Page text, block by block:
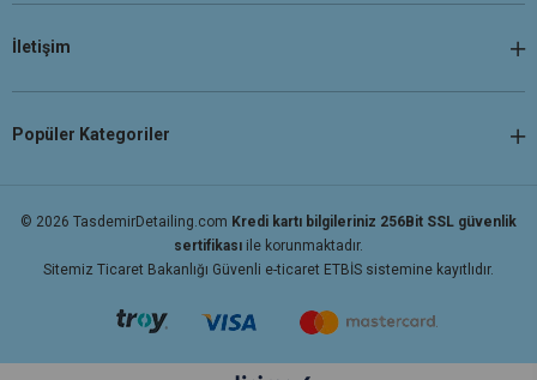
İletişim
Popüler Kategoriler
© 2026 TasdemirDetailing.com Kredi kartı bilgileriniz 256Bit SSL güvenlik
sertifikası ile korunmaktadır.
Sitemiz Ticaret Bakanlığı Güvenli e-ticaret ETBİS sistemine kayıtlıdır.